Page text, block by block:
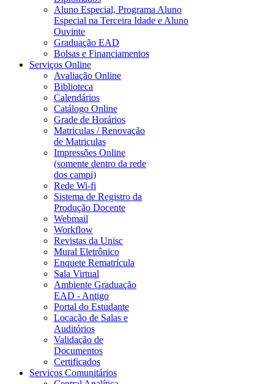
Aluno Especial, Programa Aluno
Especial na Terceira Idade e Aluno
Ouvinte
Graduação EAD
Bolsas e Financiamentos
Serviços Online
Avaliação Online
Biblioteca
Calendários
Catálogo Online
Grade de Horários
Matriculas / Renovação
de Matriculas
Impressões Online
(somente dentro da rede
dos campi)
Rede Wi-fi
Sistema de Registro da
Produção Docente
Webmail
Workflow
Revistas da Unisc
Mural Eletrônico
Enquete Rematrícula
Sala Virtual
Ambiente Graduação
EAD - Antigo
Portal do Estudante
Locação de Salas e
Auditórios
Validação de
Documentos
Certificados
Serviços Comunitários